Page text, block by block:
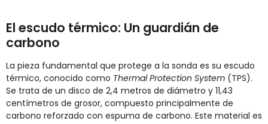
El escudo térmico: Un guardián de
carbono
La pieza fundamental que protege a la sonda es su escudo
térmico, conocido como Thermal Protection System (TPS).
Se trata de un disco de 2,4 metros de diámetro y 11,43
centímetros de grosor, compuesto principalmente de
carbono reforzado con espuma de carbono. Este material es